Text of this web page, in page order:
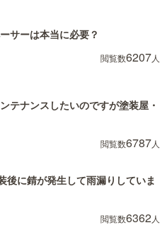
サーは本当に必要？
閲覧数6207人
テナンスしたいのですが塗装屋・
閲覧数6787人
後に錆が発生して雨漏りしていま
閲覧数6362人